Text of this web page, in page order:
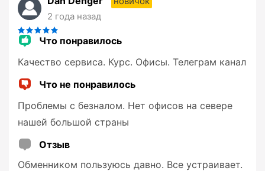
2 года назад
Что понравилось
Качество сервиса. Курс. Офисы. Телеграм канал
Что не понравилось
Проблемы с безналом. Нет офисов на севере
нашей большой страны
Отзыв
Обменником пользуюсь давно. Все устраивает.